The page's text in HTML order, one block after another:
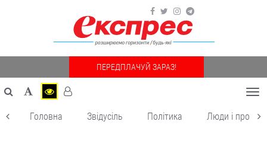
ПЕРЕДПЛАЧУЙ ЗАРАЗ!
Головна Звідусіль Політика Люди і